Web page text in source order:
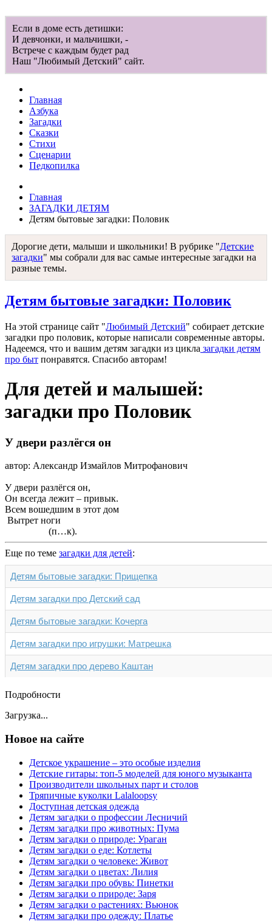
Если в доме есть детишки:
И девчонки, и мальчишки, -
Встрече с каждым будет рад
Наш "Любимый Детский" сайт.
Главная
Азбука
Загадки
Сказки
Стихи
Сценарии
Педкопилка
Главная
ЗАГАДКИ ДЕТЯМ
Детям бытовые загадки: Половик
Дорогие дети, малыши и школьники! В рубрике "Детские
загадки" мы собрали для вас самые интересные загадки на
разные темы.
Детям бытовые загадки: Половик
На этой странице сайт "Любимый Детский" собирает детские
загадки про половик, которые написали современные авторы.
Надеемся, что и вашим детям загадки из цикла загадки детям
про быт понравятся. Спасибо авторам!
Для детей и малышей:
загадки про Половик
У двери разлёгся он
автор: Александр Измайлов Митрофанович
У двери разлёгся он,
Он всегда лежит – привык.
Всем вошедшим в этот дом
Вытрет ноги
(п…к).
Еще по теме загадки для детей:
Детям бытовые загадки: Прищепка
Детям загадки про Детский сад
Детям бытовые загадки: Кочерга
Детям загадки про игрушки: Матрешка
Детям загадки про дерево Каштан
Подробности
Загрузка...
Новое на сайте
Детское украшение – это особые изделия
Детские гитары: топ-5 моделей для юного музыканта
Производители школьных парт и столов
Тряпичные куколки Lalaloopsy
Доступная детская одежда
Детям загадки о профессии Лесничий
Детям загадки про животных: Пума
Детям загадки о природе: Ураган
Детям загадки о еде: Котлеты
Детям загадки о человеке: Живот
Детям загадки о цветах: Лилия
Детям загадки про обувь: Пинетки
Детям загадки о природе: Заря
Детям загадки о растениях: Вьюнок
Детям загадки про одежду: Платье